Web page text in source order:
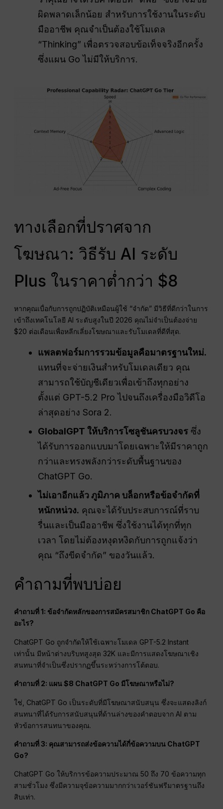
ผิดพลาดเล็กน้อย สำหรับการใช้งานในระดับ
มืออาชีพ คุณจำเป็นต้องใช้โมเดล
“Thinking” เพื่อตรวจสอบข้อเท็จจริงอีกครั้ง
ซึ่งแผน Go ไม่มีให้บริการ.
ทางเลือกที่ปราศจาก
โฆษณา: วิธีรับ AI ระดับ
Plus ในราคาต่ำกว่า $8
หากคุณเบื่อกับการถูกปฏิบัติเหมือนผู้ใช้ “จำกัด” มีวิธีที่ดีกว่าในการ
เข้าถึงเทคโนโลยี AI ระดับสูงในปี 2026 คุณไม่จำเป็นต้องจ่าย
$20 ต่อเดือนเพื่อหลีกเลี่ยงโฆษณาและรับโมเดลที่ดีที่สุด.
แพลตฟอร์มการรวมข้อมูลคือมาตรฐานใหม่.
แทนที่จะจ่ายเงินสำหรับโมเดลเดียว คุณ
สามารถใช้บัญชีเดียวเพื่อเข้าถึงทุกอย่าง
ตั้งแต่ GPT-5.2 Pro ไปจนถึงเครื่องมือวิดีโอ
ล่าสุดอย่าง Sora 2.
GlobalGPT ให้บริการโซลูชันครบวงจร ซึ่ง
ได้รับการออกแบบมาโดยเฉพาะให้มีราคาถูก
กว่าและทรงพลังกว่าระดับพื้นฐานของ
ChatGPT Go.
ไม่เอาอีกแล้วภูมิภาค บล็อกหรือข้อจำกัดที่
หนักหน่วง. คุณจะได้รับประสบการณ์ที่ราบ
รื่นและเป็นมืออาชีพ ซึ่งใช้งานได้ทุกที่ทุก
เวลา โดยไม่ต้องหงุดหงิดกับการถูกแจ้งว่า
คุณ “ถึงขีดจำกัด” ของวันแล้ว.
คำถามที่พบบ่อย
คำถามที่ 1: ข้อจำกัดหลักของการสมัครสมาชิก ChatGPT Go คือ
อะไร?
ChatGPT Go ถูกจำกัดให้ใช้เฉพาะโมเดล GPT-5.2 Instant
เท่านั้น มีหน้าต่างบริบทสูงสุด 32K และมีการแสดงโฆษณาเชิง
สนทนาที่จำเป็นซึ่งปรากฏขึ้นระหว่างการโต้ตอบ.
คำถามที่ 2: แผน $8 ChatGPT Go มีโฆษณาหรือไม่?
ใช่, ChatGPT Go เป็นระดับที่มีโฆษณาสนับสนุน ซึ่งจะแสดงลิงก์
สนทนาที่ได้รับการสนับสนุนที่ด้านล่างของคำตอบจาก AI ตาม
หัวข้อการสนทนาของคุณ.
คำถามที่ 3: คุณสามารถส่งข้อความได้กี่ข้อความบน ChatGPT
Go?
ChatGPT Go ให้บริการข้อความประมาณ 50 ถึง 70 ข้อความทุก
สามชั่วโมง ซึ่งมีความจุข้อความมากกว่าเวอร์ชันฟรีมาตรฐานถึง
สิบเท่า.